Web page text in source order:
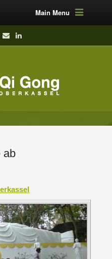
Main Menu
ab